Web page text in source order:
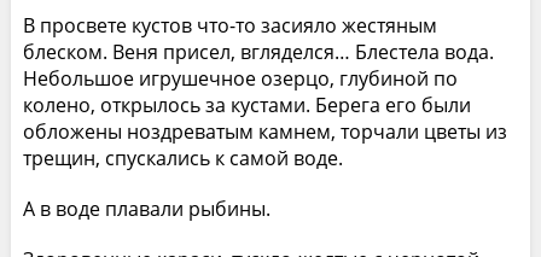
В просвете кустов что-то засияло жестяным
блеском. Веня присел, вгляделся… Блестела вода.
Небольшое игрушечное озерцо, глубиной по
колено, открылось за кустами. Берега его были
обложены ноздреватым камнем, торчали цветы из
трещин, спускались к самой воде.
А в воде плавали рыбины.